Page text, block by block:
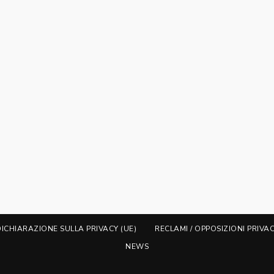
SULLA PRIVACY (UE)
RECLAMI / OPPOSIZIONI
NEWS